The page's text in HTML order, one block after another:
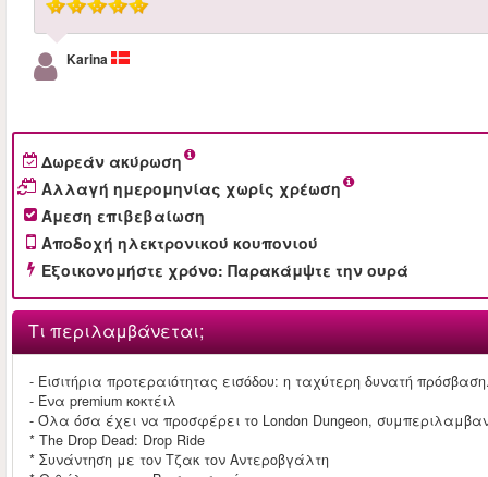
Karina
Δωρεάν ακύρωση
Αλλαγή ημερομηνίας χωρίς χρέωση
Άμεση επιβεβαίωση
Αποδοχή ηλεκτρονικού κουπονιού
Εξοικονομήστε χρόνο: Παρακάμψτε την ουρά
Τι περιλαμβάνεται;
- Εισιτήρια προτεραιότητας εισόδου: η ταχύτερη δυνατή
- Ένα premium κοκτέιλ
- Όλα όσα έχει να προσφέρει το London Dungeon,
* The Drop Dead: Drop Ride
* Συνάντηση με τον Τζακ τον Αντεροβγάλτη